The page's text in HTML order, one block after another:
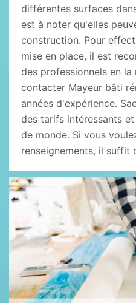
différentes surfaces
est à noter qu'elles
construction. Pour
mise en place, il est
des professionnels en
contacter Mayeur bâti
années d'expérience.
des tarifs intéressants
de monde. Si vous
renseignements, il suffit